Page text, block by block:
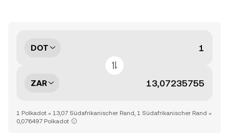
DOT
ZAR
1 Polkadot = 13,07 Südafrikanischer Rand, 1 Südafrikanischer Rand =
0,076497 Polkadot